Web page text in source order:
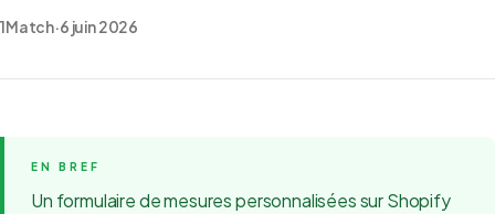
1Match·6 juin 2026
Un formulaire de mesures personnalisées sur Shopify